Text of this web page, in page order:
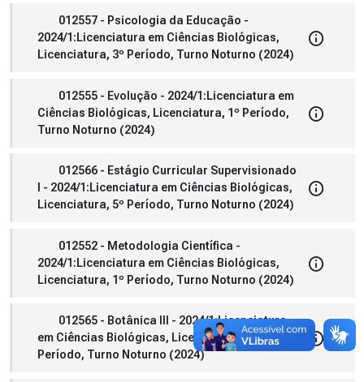
012557 - Psicologia da Educação -
2024/1:Licenciatura em Ciências Biológicas,
Licenciatura, 3º Período, Turno Noturno (2024)
012555 - Evolução - 2024/1:Licenciatura em
Ciências Biológicas, Licenciatura, 1º Período,
Turno Noturno (2024)
012566 - Estágio Curricular Supervisionado
I - 2024/1:Licenciatura em Ciências Biológicas,
Licenciatura, 5º Período, Turno Noturno (2024)
012552 - Metodologia Científica -
2024/1:Licenciatura em Ciências Biológicas,
Licenciatura, 1º Período, Turno Noturno (2024)
012565 - Botânica III - 2024/1:Licenciatura
em Ciências Biológicas, Licenciatura, 5º
Período, Turno Noturno (2024)